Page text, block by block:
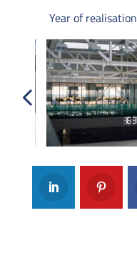
Year of realisation
Previous